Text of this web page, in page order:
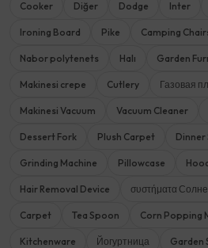
Cooker Diğer Dodge Inter
Ironing Board Pike Camping
Nabor polytenets Halı Garden
Makinesi crepe Cutlery Газовая
Makinesi Vacuum Vacuum Cleaner
Dessert Fork Plush Carpet Dinner
Grinding Machine Pillowcase
Hair Removal Device συστήματα
Carpet Tea Spoon Corn Popping
Kitchenware Йогуртница Garden